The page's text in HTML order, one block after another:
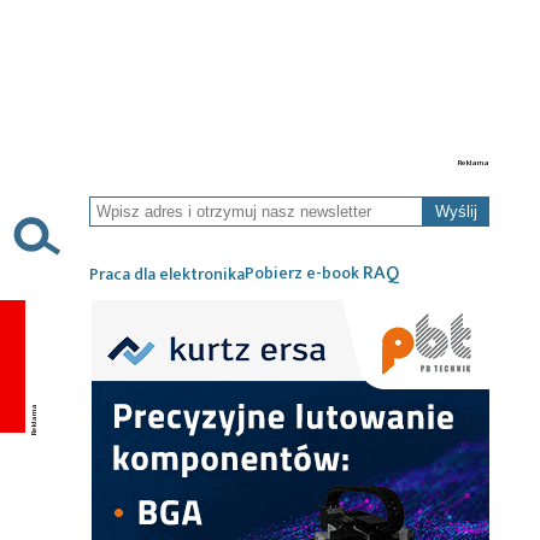
Wyślij
Praca dla elektronikaPobierz e-bookRAQ